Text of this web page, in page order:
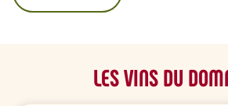
LES VINS DU